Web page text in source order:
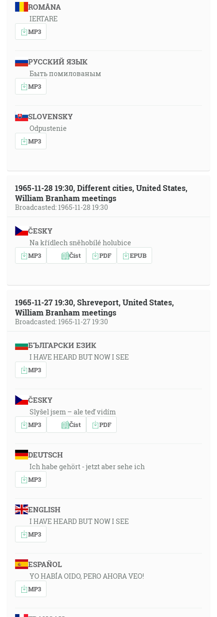
ROMÂNA
IERTARE
MP3
РУССКИЙ ЯЗЫК
Быть помилованым
MP3
SLOVENSKY
Odpustenie
MP3
1965-11-28 19:30, Different cities, United States,
William Branham meetings
Broadcasted: 1965-11-28 19:30
ČESKY
Na křídlech sněhobílé holubice
MP3 Číst PDF EPUB
1965-11-27 19:30, Shreveport, United States,
William Branham meetings
Broadcasted: 1965-11-27 19:30
БЪЛГАРСКИ ЕЗИК
I HAVE HEARD BUT NOW I SEE
MP3
ČESKY
Slyšel jsem – ale teď vidím
MP3 Číst PDF
DEUTSCH
Ich habe gehört - jetzt aber sehe ich
MP3
ENGLISH
I HAVE HEARD BUT NOW I SEE
MP3
ESPAÑOL
YO HABÍA OIDO, PERO AHORA VEO!
MP3